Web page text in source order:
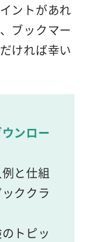
ントがあれ
ブックマー
ければ幸い
ンロー
と仕組
ククラ
トピッ